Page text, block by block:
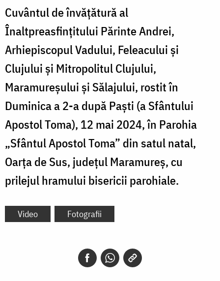
Cuvântul de învățătură al
Înaltpreasfințitului Părinte Andrei,
Arhiepiscopul Vadului, Feleacului și
Clujului și Mitropolitul Clujului,
Maramureșului și Sălajului, rostit în
Duminica a 2-a după Paști (a Sfântului
Apostol Toma), 12 mai 2024, în Parohia
„Sfântul Apostol Toma” din satul natal,
Oarța de Sus, județul Maramureș, cu
prilejul hramului bisericii parohiale.
Video Fotografii